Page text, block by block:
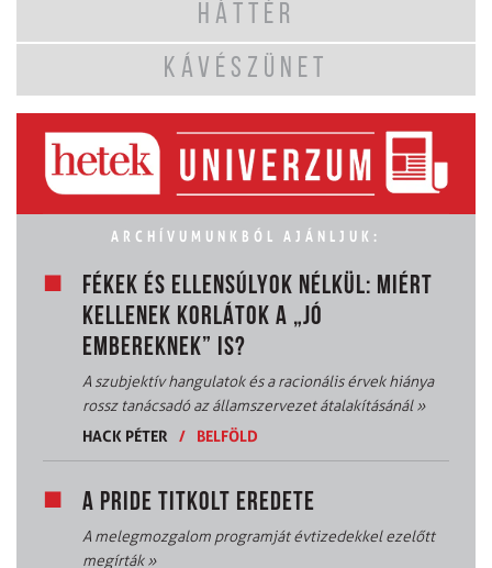
HÁTTÉR
KÁVÉSZÜNET
ARCHÍVUMUNKBÓL AJÁNLJUK:
FÉKEK ÉS ELLENSÚLYOK NÉLKÜL: MIÉRT
KELLENEK KORLÁTOK A „JÓ
EMBEREKNEK” IS?
A szubjektív hangulatok és a racionális érvek hiánya
rossz tanácsadó az államszervezet átalakításánál»
HACK PÉTER
/ BELFÖLD
A PRIDE TITKOLT EREDETE
A melegmozgalom programját évtizedekkel ezelőtt
megírták»